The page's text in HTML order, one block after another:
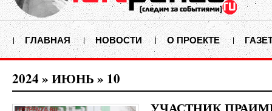
ГЛАВНАЯ НОВОСТИ О ПРОЕКТЕ
2024 » ИЮНЬ » 10
УЧАСТНИК